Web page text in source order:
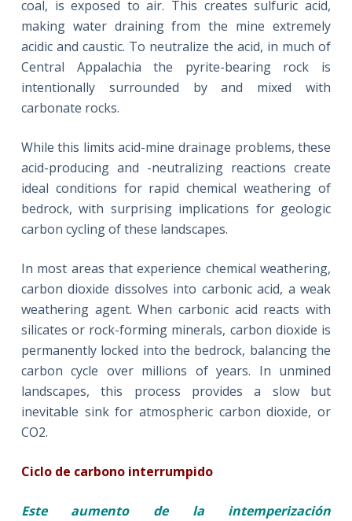
coal, is exposed to air. This creates sulfuric acid,
making water draining from the mine extremely
acidic and caustic. To neutralize the acid, in much of
Central Appalachia the pyrite-bearing rock is
intentionally surrounded by and mixed with
carbonate rocks.
While this limits acid-mine drainage problems, these
acid-producing and -neutralizing reactions create
ideal conditions for rapid chemical weathering of
bedrock, with surprising implications for geologic
carbon cycling of these landscapes.
In most areas that experience chemical weathering,
carbon dioxide dissolves into carbonic acid, a weak
weathering agent. When carbonic acid reacts with
silicates or rock-forming minerals, carbon dioxide is
permanently locked into the bedrock, balancing the
carbon cycle over millions of years. In unmined
landscapes, this process provides a slow but
inevitable sink for atmospheric carbon dioxide, or
CO2.
Ciclo de carbono interrumpido
Este aumento de la intemperización